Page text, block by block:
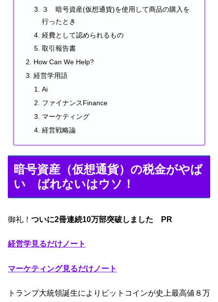
３ 暗号資産(仮想通貨)を使用して商品の購入を
行ったとき
経費として認められるもの
取引報告書
How Can We Help?
経営学用語
Ai
ファイナンスFinance
マーケティング
経営戦略論
暗号資産（仮想通貨）の税金がやば
い ばれないはウソ！
御礼！ ついに2冊連続10万部突破しました PR
経営学見るだけノート
マーケティング見るだけノート
トランプ大統領誕生によりビットコインが史上最高値８万